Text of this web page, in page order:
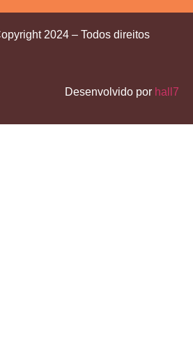
2024 – Todos direitos
Desenvolvido por hall7